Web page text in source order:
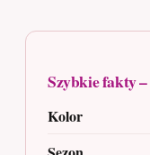
Szybkie fakty
Kolor